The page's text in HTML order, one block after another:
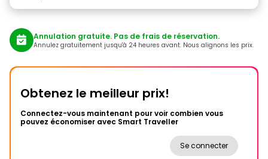
Annulation gratuite. Pas de frais de réservation.
Annulez gratuitement jusqu'à 24 heures avant. Nous alignons les prix.
Obtenez le meilleur prix!
Connectez-vous maintenant pour voir combien vous
pouvez économiser avec Smart Traveller
Se connecter